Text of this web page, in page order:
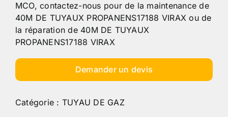
MCO, contactez-nous pour de la maintenance de
40M DE TUYAUX PROPANENS17188 VIRAX ou de
la réparation de 40M DE TUYAUX
PROPANENS17188 VIRAX
Demander un devis
Catégorie : TUYAU DE GAZ